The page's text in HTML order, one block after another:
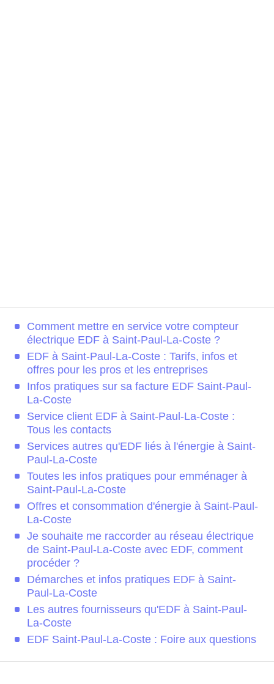
Comment mettre en service votre compteur
électrique EDF à Saint-Paul-La-Coste ?
EDF à Saint-Paul-La-Coste : Tarifs, infos et
offres pour les pros et les entreprises
Infos pratiques sur sa facture EDF Saint-Paul-
La-Coste
Service client EDF à Saint-Paul-La-Coste :
Tous les contacts
Services autres qu'EDF liés à l'énergie à Saint-
Paul-La-Coste
Toutes les infos pratiques pour emménager à
Saint-Paul-La-Coste
Offres et consommation d'énergie à Saint-Paul-
La-Coste
Je souhaite me raccorder au réseau électrique
de Saint-Paul-La-Coste avec EDF, comment
procéder ?
Démarches et infos pratiques EDF à Saint-
Paul-La-Coste
Les autres fournisseurs qu'EDF à Saint-Paul-
La-Coste
EDF Saint-Paul-La-Coste : Foire aux questions